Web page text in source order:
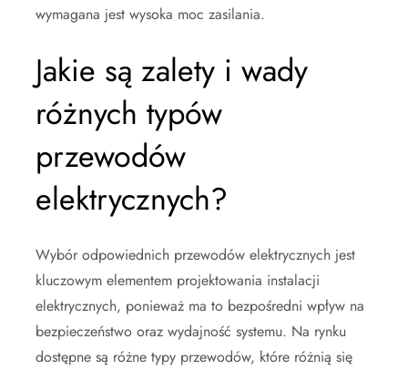
wymagana jest wysoka moc zasilania.
Jakie są zalety i wady
różnych typów
przewodów
elektrycznych?
Wybór odpowiednich przewodów elektrycznych jest
kluczowym elementem projektowania instalacji
elektrycznych, ponieważ ma to bezpośredni wpływ na
bezpieczeństwo oraz wydajność systemu. Na rynku
dostępne są różne typy przewodów, które różnią się